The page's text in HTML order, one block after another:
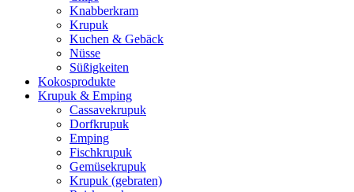
Knabberkram
Krupuk
Kuchen & Gebäck
Nüsse
Süßigkeiten
Kokosprodukte
Krupuk & Emping
Cassavekrupuk
Dorfkrupuk
Emping
Fischkrupuk
Gemüsekrupuk
Krupuk (gebraten)